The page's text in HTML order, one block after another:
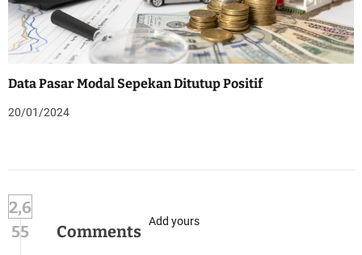
Data Pasar Modal Sepekan Ditutup Positif
20/01/2024
2,6
55
Comments
Add yours